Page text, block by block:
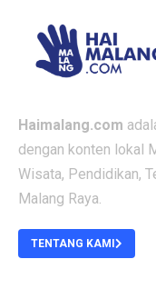
Haimalang.com
dengan konten lokal
Wisata, Pendidikan,
Malang Raya.
TENTANG KAMI